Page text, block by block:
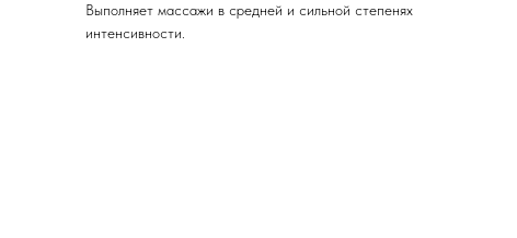
Выполняет массажи в средней и сильной степенях
интенсивности.